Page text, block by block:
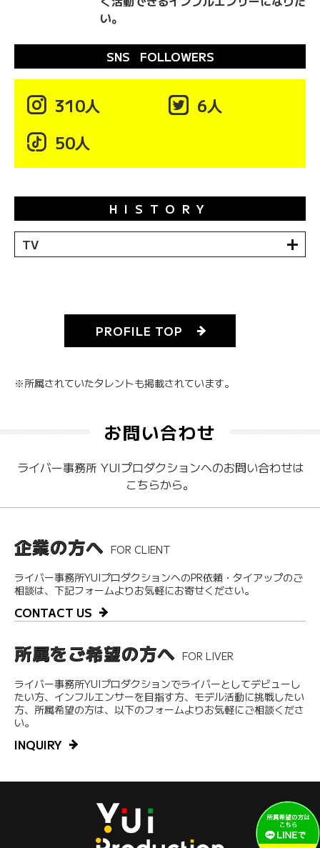
い。
SNS FOLLOWERS
 310人  6人
 50人
HISTORY
TV
PROFILE TOP
※所属されていたタレントも掲載されています。
お問い合わせ
ライバー事務所 YUIプロダクションへのお問い合わせは
こちらから。
企業の方へ FOR CLIENT
ライバー事務所YUIプロダクションへのPR依頼・タイアップのご
相談は、下記フォームよりお気軽にお寄せください。
CONTACT US
所属をご希望の方へ FOR LIVER
ライバー事務所YUIプロダクションでライバーとしてデビューし
たい方、インフルエンサーを目指す方、モデル活動に挑戦したい
方、所属希望の方は、以下のフォームよりお気軽にご相談くださ
い。
INQUIRY